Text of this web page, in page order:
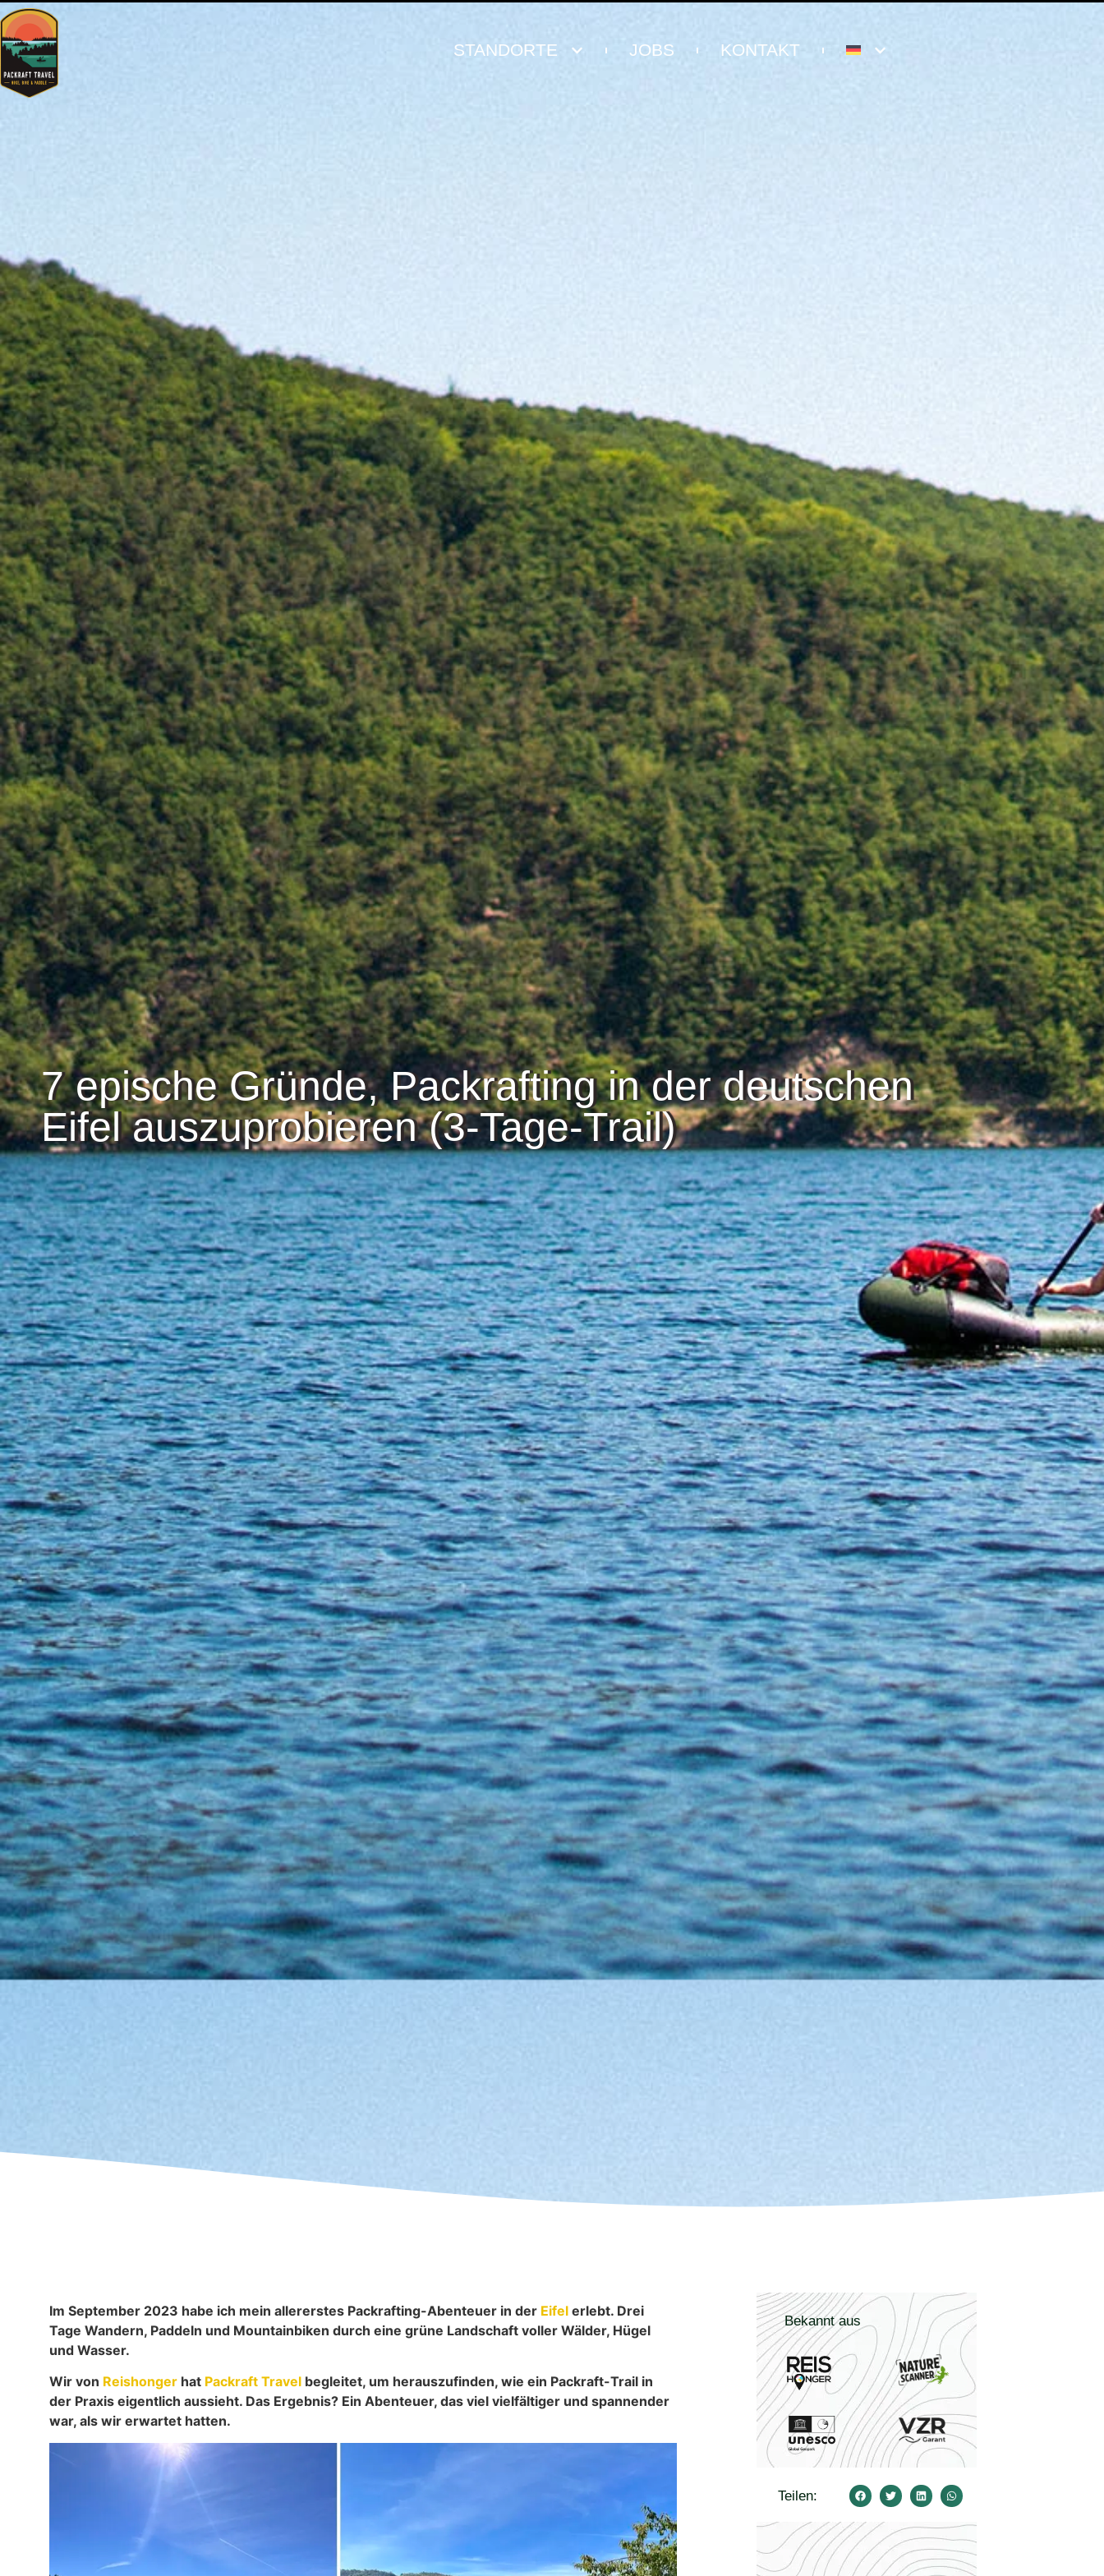
STANDORTE JOBS KONTAKT
7 epische Gründe, Packrafting in der deutschen
Eifel auszuprobieren (3-Tage-Trail)
Im September 2023 habe ich mein allererstes Packrafting-Abenteuer in der Eifel erlebt. Drei
Tage Wandern, Paddeln und Mountainbiken durch eine grüne Landschaft voller Wälder, Hügel
und Wasser.
Wir von Reishonger hat Packraft Travel begleitet, um herauszufinden, wie ein Packraft-Trail in
der Praxis eigentlich aussieht. Das Ergebnis? Ein Abenteuer, das viel vielfältiger und spannender
war, als wir erwartet hatten.
Bekannt aus
Teilen:
Vandaag onze
𝙑𝙖𝙠𝙖𝙣𝙩𝙞𝙚𝙜𝙚𝙡𝙙